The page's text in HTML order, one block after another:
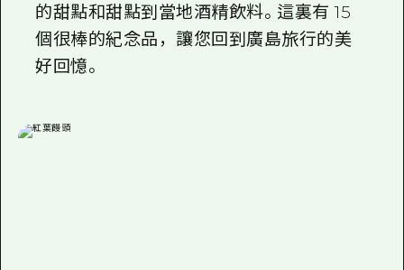
夜晚生活
美北
藝北
藝北
存取
HOME
新聞
的甜點和甜點到當地酒精飲料。這裏有 15
個很棒的紀念品，讓您回到廣島旅行的美
好回憶。